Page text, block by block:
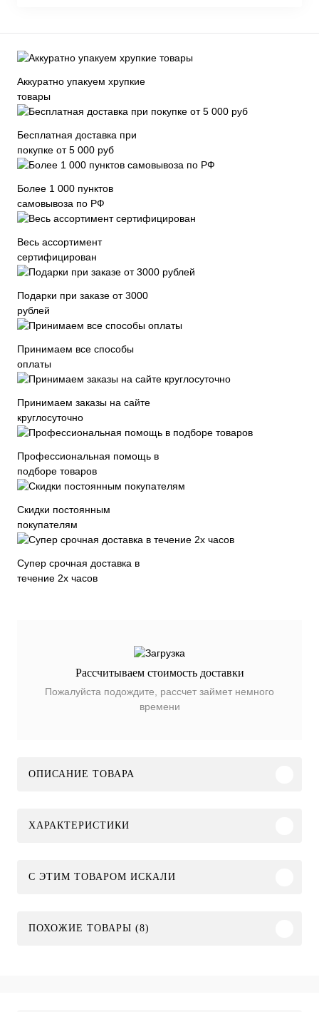
Аккуратно упакуем хрупкие
товары
Бесплатная доставка при
покупке от 5 000 руб
Более 1 000 пунктов
самовывоза по РФ
Весь ассортимент
сертифицирован
Подарки при заказе от 3000
рублей
Принимаем все способы
оплаты
Принимаем заказы на сайте
круглосуточно
Профессиональная помощь в
подборе товаров
Скидки постоянным
покупателям
Супер срочная доставка в
течение 2х часов
Рассчитываем стоимость доставки
Пожалуйста подождите, рассчет займет немного
времени
ОПИСАНИЕ ТОВАРА
ХАРАКТЕРИСТИКИ
C ЭТИМ ТОВАРОМ ИСКАЛИ
ПОХОЖИЕ ТОВАРЫ (8)